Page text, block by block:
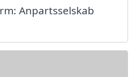
Anpartsselskab